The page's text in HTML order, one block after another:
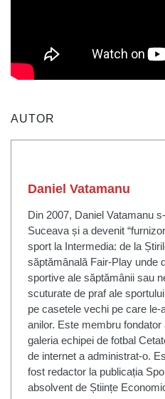
AUTOR
Daniel Vatamanu
Din 2007, Daniel Vatamanu
Suceava și a devenit
sport la Intermedia: de la
săptămânală Fair-Play unde
sportive ale săptămânii sau
scuturate de praf ale
pe casetele vechi pe care le-
anilor. Este membru
galeria echipei de fotbal
de internet a administrat-o.
fost redactor la publicația
absolvent de Științe